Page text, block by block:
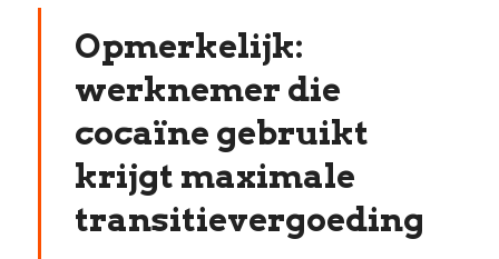
Opmerkelijk:
werknemer die
cocaïne gebruikt
krijgt maximale
transitievergoeding